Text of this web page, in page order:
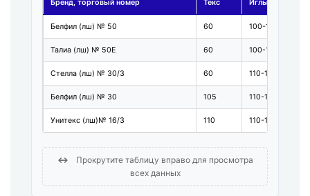
Бренд, торговый номер Текс Иглы №
Белфил (лш) № 50 60 100-110
Талиа (лш) № 50Е 60 100-120
Стелла (лш) № 30/3 60 110-120
Белфил (лш) № 30 105 110-130
Унитекс (лш)№ 16/3 110 110-130
↔
Прокрутите таблицу вправо для просмотра
всех данных